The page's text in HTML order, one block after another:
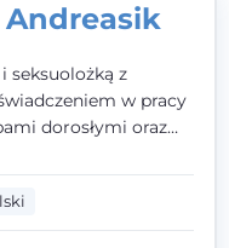
Andreasik
seksuolożką z
w pracy
dorosłymi oraz
w obszarze zdrowia
kryzysów życiowych i
Pracuję w języku
w podejściu